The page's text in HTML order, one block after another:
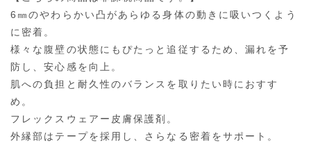
6㎜のやわらかい凸があらゆる身体の動きに吸いつくよう
に密着。
様々な腹壁の状態にもぴたっと追従するため、漏れを予
防し、安心感を向上。
肌への負担と耐久性のバランスを取りたい時におすす
め。
フレックスウェアー皮膚保護剤。
外縁部はテープを採用し、さらなる密着をサポート。